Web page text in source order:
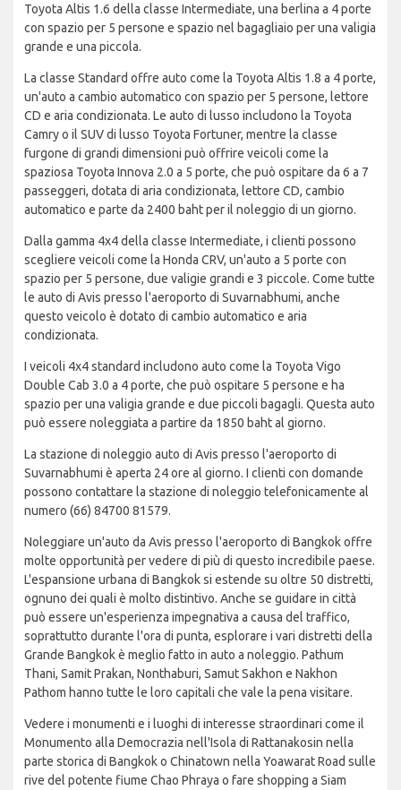
Toyota Altis 1.6 della classe Intermediate, una berlina a 4 porte
con spazio per 5 persone e spazio nel bagagliaio per una valigia
grande e una piccola.
La classe Standard offre auto come la Toyota Altis 1.8 a 4 porte,
un'auto a cambio automatico con spazio per 5 persone, lettore
CD e aria condizionata. Le auto di lusso includono la Toyota
Camry o il SUV di lusso Toyota Fortuner, mentre la classe
furgone di grandi dimensioni può offrire veicoli come la
spaziosa Toyota Innova 2.0 a 5 porte, che può ospitare da 6 a 7
passeggeri, dotata di aria condizionata, lettore CD, cambio
automatico e parte da 2400 baht per il noleggio di un giorno.
Dalla gamma 4x4 della classe Intermediate, i clienti possono
scegliere veicoli come la Honda CRV, un'auto a 5 porte con
spazio per 5 persone, due valigie grandi e 3 piccole. Come tutte
le auto di Avis presso l'aeroporto di Suvarnabhumi, anche
questo veicolo è dotato di cambio automatico e aria
condizionata.
I veicoli 4x4 standard includono auto come la Toyota Vigo
Double Cab 3.0 a 4 porte, che può ospitare 5 persone e ha
spazio per una valigia grande e due piccoli bagagli. Questa auto
può essere noleggiata a partire da 1850 baht al giorno.
La stazione di noleggio auto di Avis presso l'aeroporto di
Suvarnabhumi è aperta 24 ore al giorno. I clienti con domande
possono contattare la stazione di noleggio telefonicamente al
numero (66) 84700 81579.
Noleggiare un'auto da Avis presso l'aeroporto di Bangkok offre
molte opportunità per vedere di più di questo incredibile paese.
L'espansione urbana di Bangkok si estende su oltre 50 distretti,
ognuno dei quali è molto distintivo. Anche se guidare in città
può essere un'esperienza impegnativa a causa del traffico,
soprattutto durante l'ora di punta, esplorare i vari distretti della
Grande Bangkok è meglio fatto in auto a noleggio. Pathum
Thani, Samit Prakan, Nonthaburi, Samut Sakhon e Nakhon
Pathom hanno tutte le loro capitali che vale la pena visitare.
Vedere i monumenti e i luoghi di interesse straordinari come il
Monumento alla Democrazia nell'Isola di Rattanakosin nella
parte storica di Bangkok o Chinatown nella Yoawarat Road sulle
rive del potente fiume Chao Phraya o fare shopping a Siam